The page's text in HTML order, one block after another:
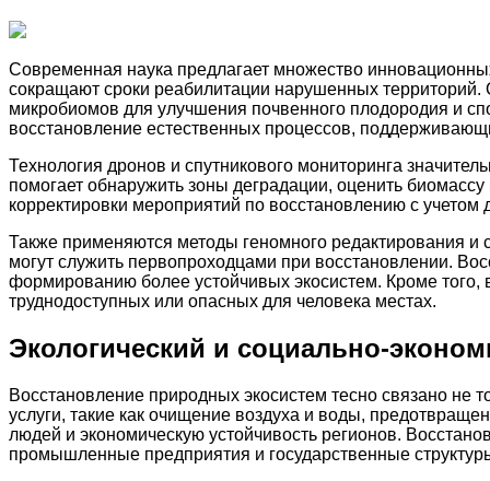
Современная наука предлагает множество
сокращают сроки реабилитации нарушенных
микробиомов для улучшения почвенного плодородия и
восстановление естественных процессов,
Технология дронов и спутникового мониторинга
помогает обнаружить зоны деградации, оценить
корректировки мероприятий по восстановлению с
Также применяются методы геномного редактирования
могут служить первопроходцами при восстановлении.
формированию более устойчивых экосистем. Кроме того,
труднодоступных или опасных для человека местах.
Экологический и социально-
Восстановление природных экосистем тесно связано не
услуги, такие как очищение воздуха и воды,
людей и экономическую устойчивость регионов.
промышленные предприятия и государственные